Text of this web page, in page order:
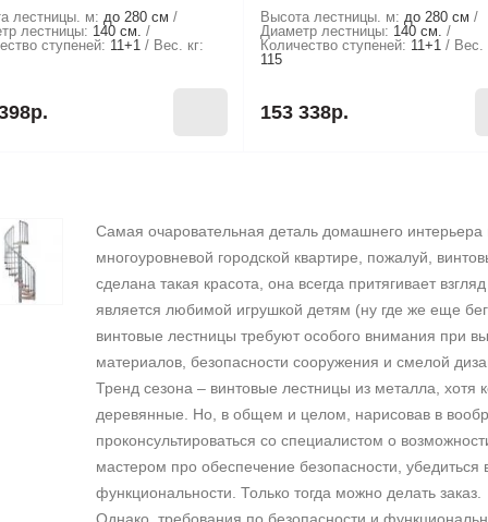
лестницы. м: до 280 см
лестницы: 140 см.
ступеней: 11+1
Вес. кг:
Высота лестницы. м: до 280 см
Диаметр лестницы: 140 см.
Количество ступеней: 11+1
Вес.
115
153 338р.
Самая очаровательная деталь домашнего интерьера
многоуровневой городской квартире, пожалуй,
сделана такая красота, она всегда притягивает
является любимой игрушкой детям (ну где же еще
винтовые лестницы требуют особого внимания при
материалов, безопасности сооружения и смелой
Тренд сезона – винтовые лестницы из металла, хотя
деревянные. Но, в общем и целом, нарисовав в
проконсультироваться со специалистом о
мастером про обеспечение безопасности, убедиться
функциональности. Только тогда можно делать заказ.